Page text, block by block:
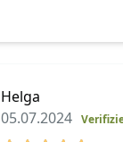
Helga
05.07.2024